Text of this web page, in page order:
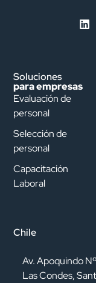
Soluciones
para empresas
Evaluación de
personal
Selección de
personal
Capacitación
Laboral
Chile
Av. Apoquindo
Las Condes,